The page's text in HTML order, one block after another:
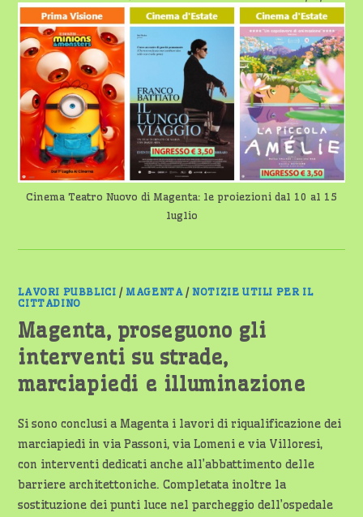
CINEMA
TEATRO
NUOVO
MAGENTA:
LE
PROIEZIONI
10
AL
15
LUGLIO
Cinema Teatro Nuovo di Magenta: le proiezioni dal 10 al 15
luglio
LAVORI PUBBLICI /MAGENTA/NOTIZIE UTILI PER IL
CITTADINO
Magenta, proseguono gli
interventi su strade,
marciapiedi e illuminazione
Si sono conclusi a Magenta i lavori di riqualificazione dei
marciapiedi in via Passoni, via Lomeni e via Villoresi,
con interventi dedicati anche all’abbattimento delle
barriere architettoniche. Completata inoltre la
sostituzione dei punti luce nel parcheggio dell’ospedale